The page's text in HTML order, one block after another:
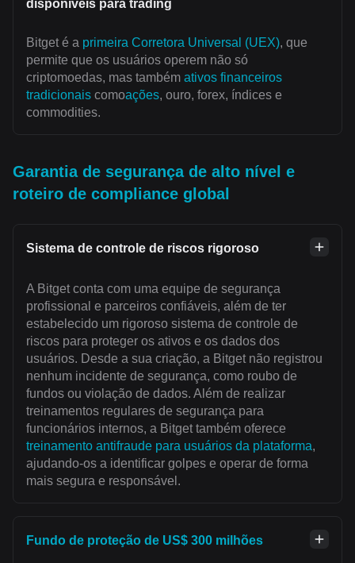
disponíveis para trading
Bitget é a primeira Corretora Universal (UEX), que
permite que os usuários operem não só
criptomoedas, mas também ativos financeiros
tradicionais comoações, ouro, forex, índices e
commodities.
Garantia de segurança de alto nível e
roteiro de compliance global
Sistema de controle de riscos rigoroso
A Bitget conta com uma equipe de segurança
profissional e parceiros confiáveis, além de ter
estabelecido um rigoroso sistema de controle de
riscos para proteger os ativos e os dados dos
usuários. Desde a sua criação, a Bitget não registrou
nenhum incidente de segurança, como roubo de
fundos ou violação de dados. Além de realizar
treinamentos regulares de segurança para
funcionários internos, a Bitget também oferece
treinamento antifraude para usuários da plataforma,
ajudando-os a identificar golpes e operar de forma
mais segura e responsável.
Fundo de proteção de US$ 300 milhões